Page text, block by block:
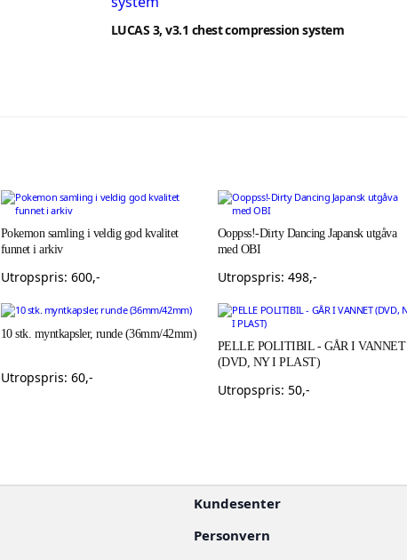
LUCAS 3, v3.1 chest compression system
Pokemon samling i veldig god kvalitet
funnet i arkiv
Utropspris: 600,-
Ooppss!-Dirty Dancing Japansk utgåva
med OBI
Utropspris: 498,-
10 stk. myntkapsler, runde (36mm/42mm)
Utropspris: 60,-
PELLE POLITIBIL - GÅR I VANNET
(DVD, NY I PLAST)
Utropspris: 50,-
Kundesenter
Personvern